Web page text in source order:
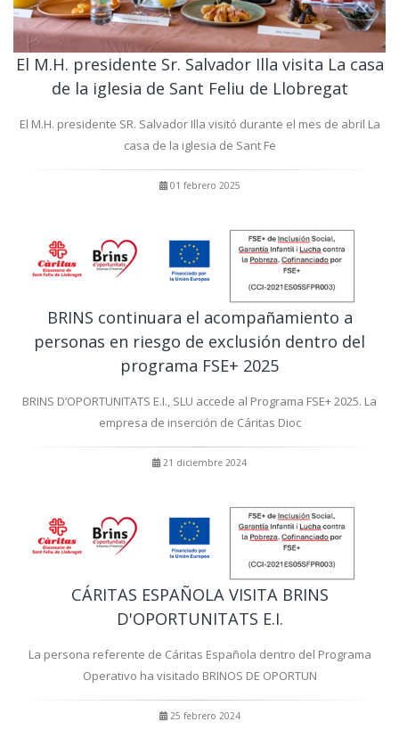
El M.H. presidente Sr. Salvador Illa visita La casa
de la iglesia de Sant Feliu de Llobregat
El M.H. presidente SR. Salvador Illa visitó durante el mes de abril La
casa de la iglesia de Sant Fe
01 febrero 2025
BRINS continuara el acompañamiento a
personas en riesgo de exclusión dentro del
programa FSE+ 2025
BRINS D’OPORTUNITATS E.I., SLU accede al Programa FSE+ 2025. La
empresa de inserción de Cáritas Dioc
21 diciembre 2024
CÁRITAS ESPAÑOLA VISITA BRINS
D'OPORTUNITATS E.I.
La persona referente de Cáritas Española dentro del Programa
Operativo ha visitado BRINOS DE OPORTUN
25 febrero 2024